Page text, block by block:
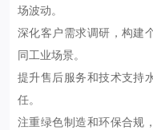
场波动。
深化客户需求调研，构建
同工业场景。
提升售后服务和技术支持
任。
注重绿色制造和环保合规